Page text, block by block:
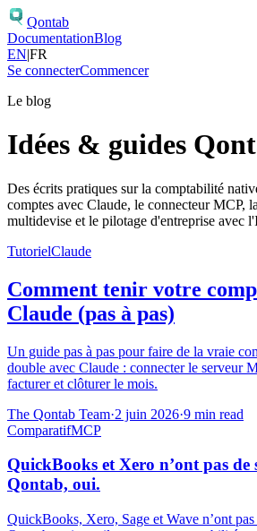
Qontab
DocumentationBlog
EN|FR
Se connecterCommencer
Le blog
Idées & guides
Des écrits pratiques sur la comptabilité
comptes avec Claude, le connecteur MCP,
multidevise et le pilotage d'entreprise avec
TutorielClaude
Comment tenir votre
Claude (pas à pas)
Un guide pas à pas pour faire de la vraie
double avec Claude : connecter le serveur
facturer et clôturer le mois.
The Qontab Team·2 juin 2026·9 min read
ComparatifMCP
QuickBooks et Xero n’ont pas de
Qontab, oui.
QuickBooks, Xero, Sage et Wave n’ont